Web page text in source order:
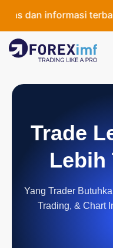
dan informasi terbaru
Trade
Lebih
Yang Trader
Trading, & Chart